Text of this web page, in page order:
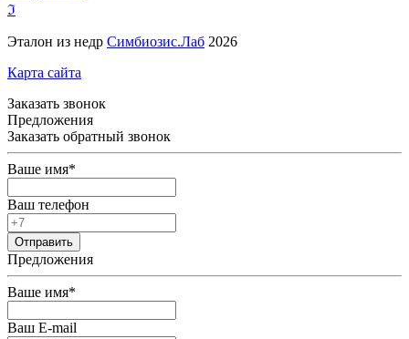
ℑ
Эталон из недр Симбиозис.Лаб 2026
Карта сайта
Заказать звонок
Предложения
Заказать обратный звонок
Ваше имя*
Ваш телефон
Предложения
Ваше имя*
Ваш E-mail